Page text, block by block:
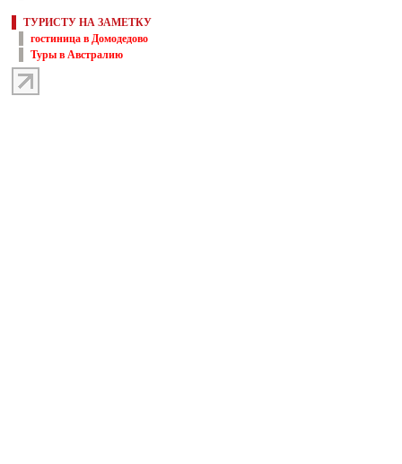
ТУРИСТУ НА ЗАМЕТКУ
гостиница в Домодедово
Туры в Австралию